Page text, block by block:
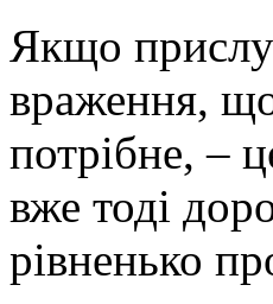
Якщо
враження,
потрібне, –
вже тоді
рівненько